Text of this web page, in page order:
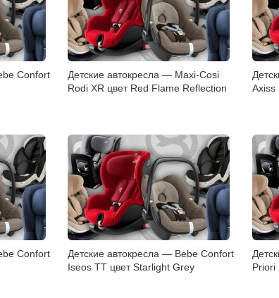
Confort
Детские автокресла — Maxi-Cosi
Rodi XR цвет Red Flame Reflection
Axiss
Confort
Детские автокресла — Bebe Confort
Iseos TT цвет Starlight Grey
Priori